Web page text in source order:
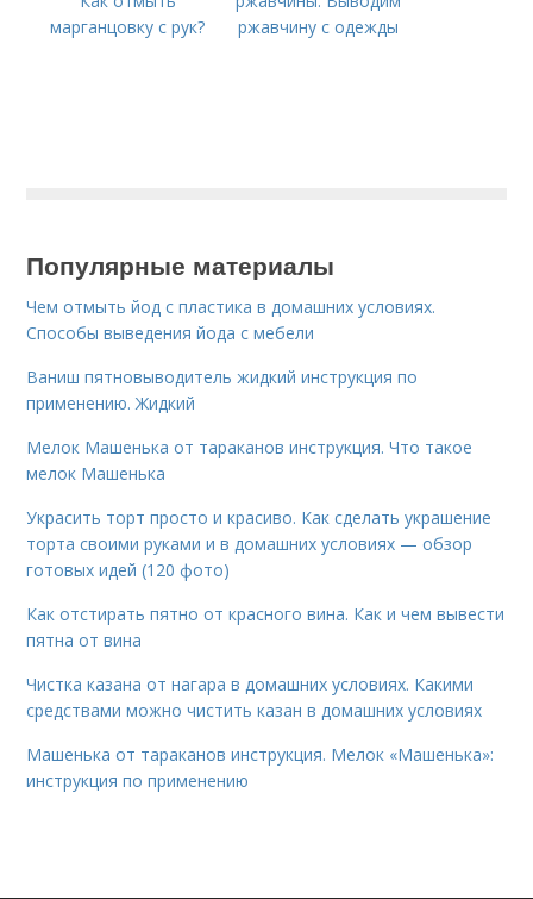
марганцовку с рук?
ржавчину с одежды
Популярные материалы
Чем отмыть йод с пластика в домашних условиях.
Способы выведения йода с мебели
Ваниш пятновыводитель жидкий инструкция по
применению. Жидкий
Мелок Машенька от тараканов инструкция. Что такое
мелок Машенька
Украсить торт просто и красиво. Как сделать украшение
торта своими руками и в домашних условиях — обзор
готовых идей (120 фото)
Как отстирать пятно от красного вина. Как и чем вывести
пятна от вина
Чистка казана от нагара в домашних условиях. Какими
средствами можно чистить казан в домашних условиях
Машенька от тараканов инструкция. Мелок «Машенька»:
инструкция по применению